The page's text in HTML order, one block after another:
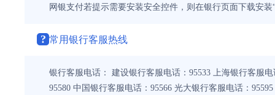
网银支付若提示需要安装安全控件，则在银行页面下载安
? 常用银行客服热线
银行客服电话： 建设银行客服电话：95533 上海银行客服
95580 中国银行客服电话：95566 光大银行客服电话：